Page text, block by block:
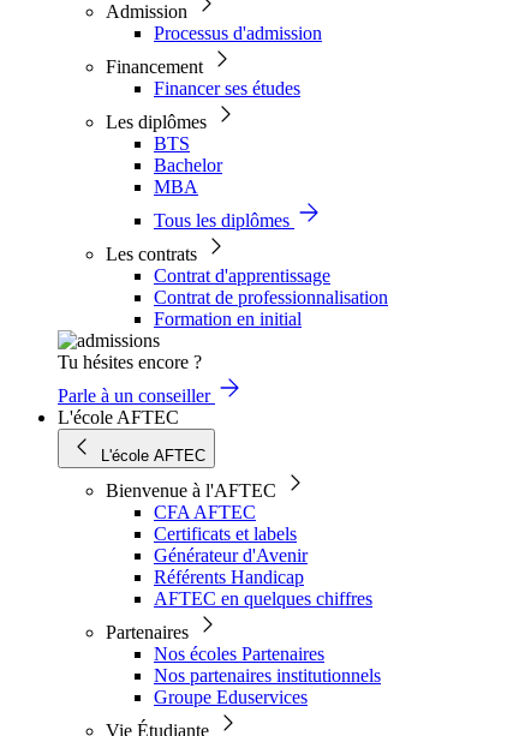
Admission
Processus d'admission
Financement
Financer ses études
Les diplômes
BTS
Bachelor
MBA
Tous les diplômes
Les contrats
Contrat d'apprentissage
Contrat de professionnalisation
Formation en initial
Tu hésites encore ?
Parle à un conseiller
L'école AFTEC
L'école AFTEC
Bienvenue à l'AFTEC
CFA AFTEC
Certificats et labels
Générateur d'Avenir
Référents Handicap
AFTEC en quelques chiffres
Partenaires
Nos écoles Partenaires
Nos partenaires institutionnels
Groupe Eduservices
Vie Étudiante